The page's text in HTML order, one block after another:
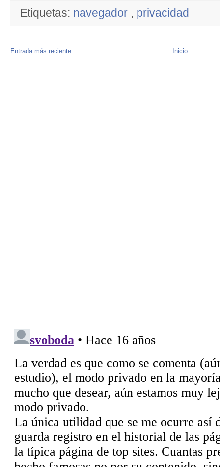
Etiquetas: navegador , privacidad
Entrada más reciente Inicio